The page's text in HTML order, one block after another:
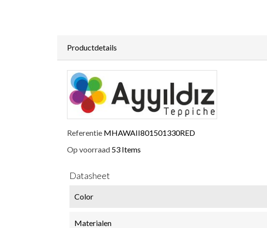
Productdetails
Referentie MHAWAII801501330RED
Op voorraad 53 Items
Datasheet
Color
Materialen